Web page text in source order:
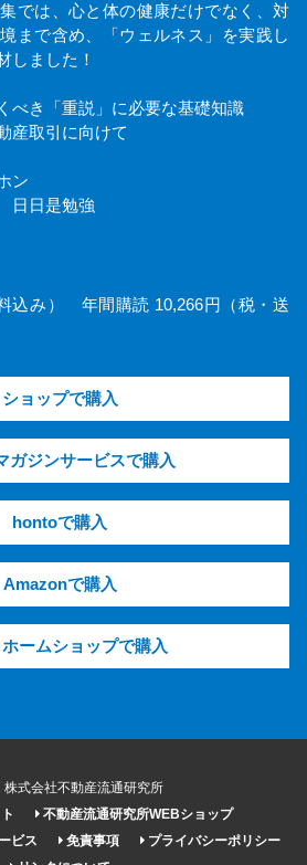
では、心と体の健康だけでなく、対
まで含め、「ウェルネス」を実践し
しました！
べき「重説」に必要な基礎知識
産取引に向けて
ン
日日是勉強
込み） 年間購読 10,266円（税・送
ショップで購入
ガジンサービスで購入
hontoで購入
Amazonで購入
ームショップで購入
式会社不動産流通研究所
不動産流通研究所WEBショップ
ビス 免責事項
プライバシーポリシー